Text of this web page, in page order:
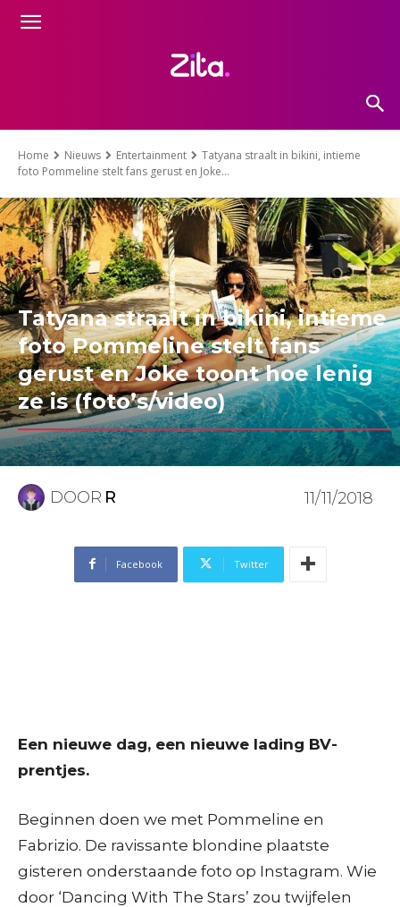
Home Nieuws Entertainment
Tatyana straalt in bikini, intieme
foto Pommeline stelt fans gerust en Joke...
Tatyana straalt in bikini, intieme
foto Pommeline stelt fans
gerust en Joke toont hoe lenig
ze is (foto’s/video)
DOOR R 11/11/2018
Facebook Twitter
Een nieuwe dag, een nieuwe lading BV-
prentjes.
Beginnen doen we met Pommeline en
Fabrizio. De ravissante blondine plaatste
gisteren onderstaande foto op Instagram. Wie
door ‘Dancing With The Stars’ zou twijfelen